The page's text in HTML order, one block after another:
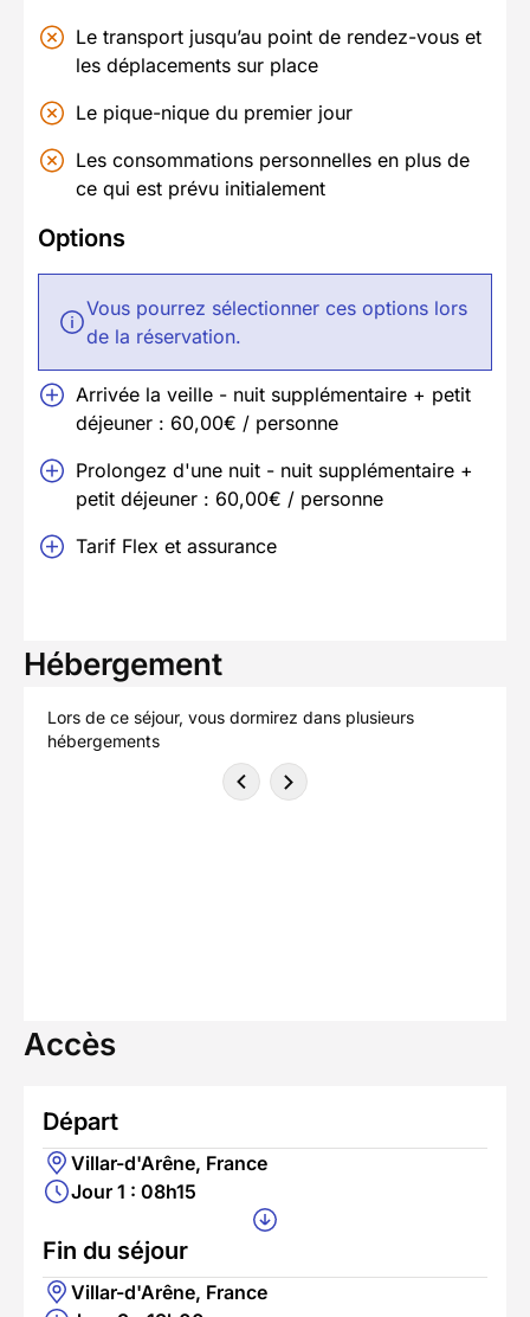
Le transport jusqu’au point de rendez-vous et
les déplacements sur place
Le pique-nique du premier jour
Les consommations personnelles en plus de
ce qui est prévu initialement
Options
Vous pourrez sélectionner ces options lors
de la réservation.
Arrivée la veille - nuit supplémentaire + petit
déjeuner : 60,00€ / personne
Prolongez d'une nuit - nuit supplémentaire +
petit déjeuner : 60,00€ / personne
Tarif Flex et assurance
Hébergement
Lors de ce séjour, vous dormirez dans plusieurs
hébergements
Accès
Départ
Villar-d'Arêne, France
Jour 1 : 08h15
Fin du séjour
Villar-d'Arêne, France